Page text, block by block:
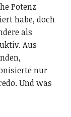
Potenz
habe, doch
als
Aus
nur
Und was